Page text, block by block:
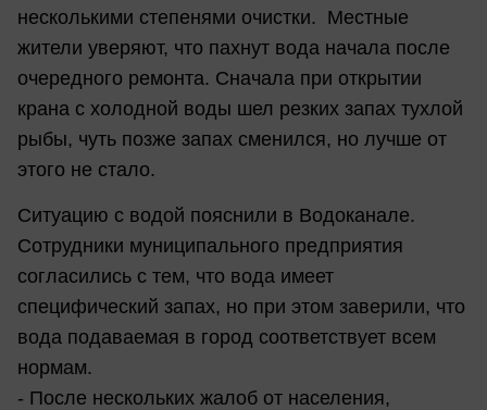
несколькими степенями очистки. Местные
жители уверяют, что пахнут вода начала после
очередного ремонта. Сначала при открытии
крана с холодной воды шел резких запах тухлой
рыбы, чуть позже запах сменился, но лучше от
этого не стало.
Ситуацию с водой пояснили в Водоканале.
Сотрудники муниципального предприятия
согласились с тем, что вода имеет
специфический запах, но при этом заверили, что
вода подаваемая в город соответствует всем
нормам.
- После нескольких жалоб от населения,